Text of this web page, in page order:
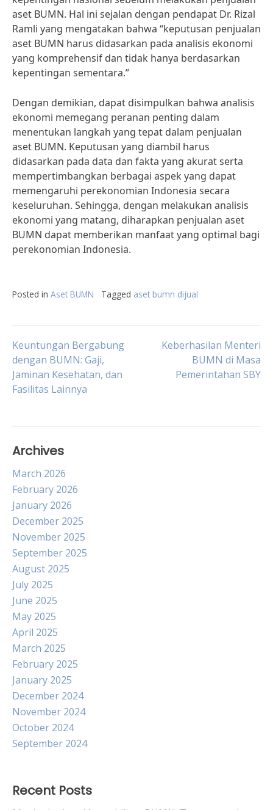
aset BUMN. Hal ini sejalan dengan pendapat Dr. Rizal
Ramli yang mengatakan bahwa “keputusan penjualan
aset BUMN harus didasarkan pada analisis ekonomi
yang komprehensif dan tidak hanya berdasarkan
kepentingan sementara.”
Dengan demikian, dapat disimpulkan bahwa analisis
ekonomi memegang peranan penting dalam
menentukan langkah yang tepat dalam penjualan
aset BUMN. Keputusan yang diambil harus
didasarkan pada data dan fakta yang akurat serta
mempertimbangkan berbagai aspek yang dapat
memengaruhi perekonomian Indonesia secara
keseluruhan. Sehingga, dengan melakukan analisis
ekonomi yang matang, diharapkan penjualan aset
BUMN dapat memberikan manfaat yang optimal bagi
perekonomian Indonesia.
Posted in Aset BUMN Tagged aset bumn dijual
Post
navigation
Keuntungan Bergabung
dengan BUMN: Gaji,
Jaminan Kesehatan, dan
Fasilitas Lainnya
Keberhasilan Menteri
BUMN di Masa
Pemerintahan SBY
Archives
March 2026
February 2026
January 2026
December 2025
November 2025
September 2025
August 2025
July 2025
June 2025
May 2025
April 2025
March 2025
February 2025
January 2025
December 2024
November 2024
October 2024
September 2024
Recent Posts